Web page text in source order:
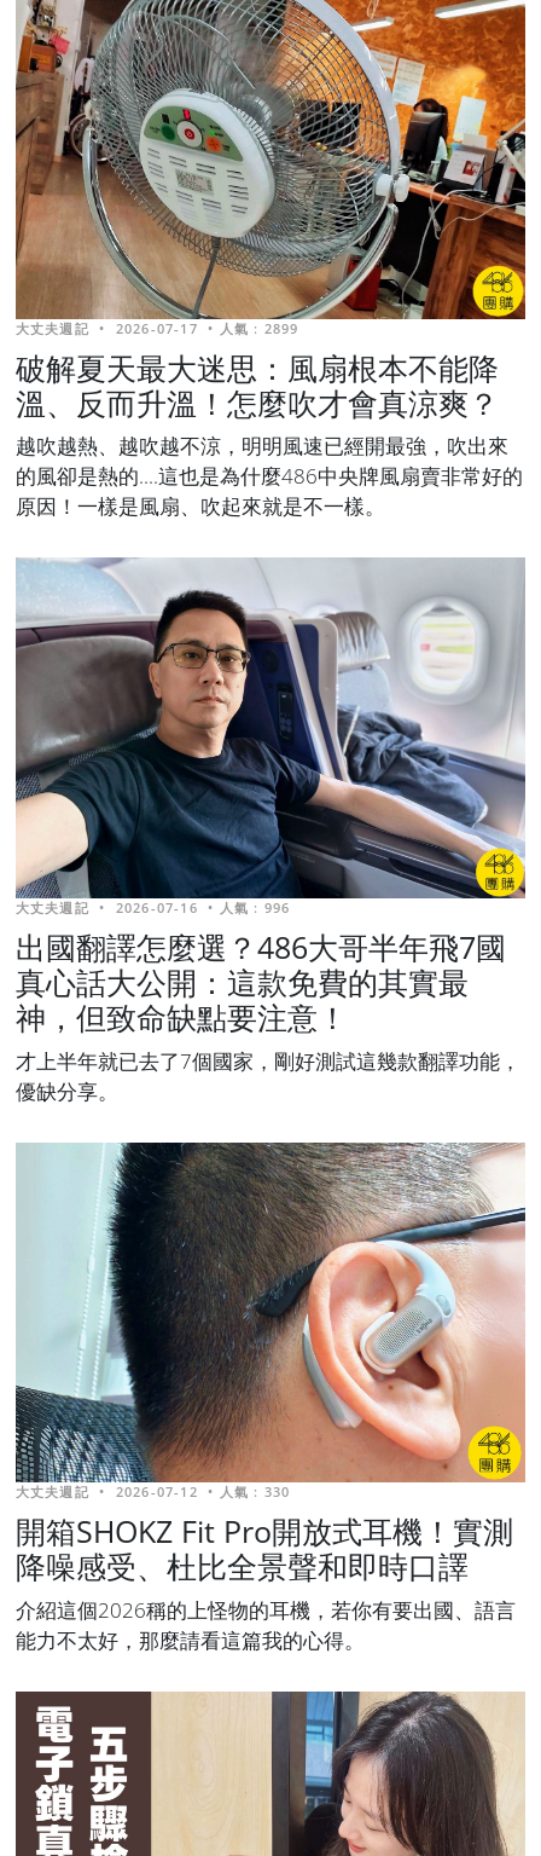
大丈夫週記 • 2026-07-17 • 人氣 : 2899
破解夏天最大迷思：風扇根本不能降
溫、反而升溫！怎麼吹才會真涼爽？
越吹越熱、越吹越不涼，明明風速已經開最強，吹出來
的風卻是熱的....這也是為什麼486中央牌風扇賣非常好的
原因！一樣是風扇、吹起來就是不一樣。
大丈夫週記 • 2026-07-16 • 人氣 : 996
出國翻譯怎麼選？486大哥半年飛7國
真心話大公開：這款免費的其實最
神，但致命缺點要注意！
才上半年就已去了7個國家，剛好測試這幾款翻譯功能，
優缺分享。
大丈夫週記 • 2026-07-12 • 人氣 : 330
開箱SHOKZ Fit Pro開放式耳機！實測
降噪感受、杜比全景聲和即時口譯
介紹這個2026稱的上怪物的耳機，若你有要出國、語言
能力不太好，那麼請看這篇我的心得。